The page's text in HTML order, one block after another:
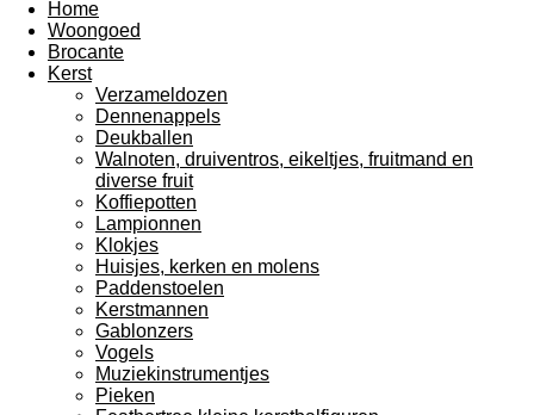
Home
Woongoed
Brocante
Kerst
Verzameldozen
Dennenappels
Deukballen
Walnoten, druiventros, eikeltjes, fruitmand en
diverse fruit
Koffiepotten
Lampionnen
Klokjes
Huisjes, kerken en molens
Paddenstoelen
Kerstmannen
Gablonzers
Vogels
Muziekinstrumentjes
Pieken